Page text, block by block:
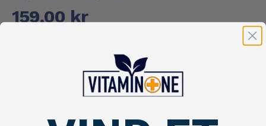
159,00 kr
Effektivt og 100% naturligt slankemiddel, som kan hjælpe
dig med at nedsætte din sult og øge din
mæthedsfornemmelse. Æble cider, hvide bønner og HCA
ekstrakt fra frugten Garcini...